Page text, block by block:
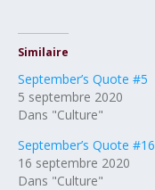
Similaire
September’s Quote #5
5 septembre 2020
Dans "Culture"
September’s Quote #16
16 septembre 2020
Dans "Culture"